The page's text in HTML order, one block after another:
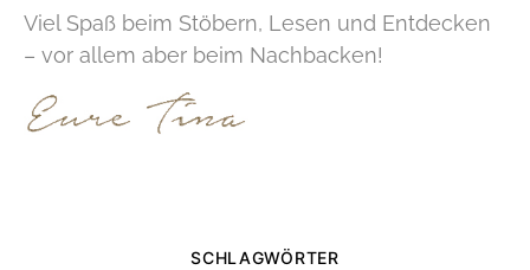
Viel Spaß beim Stöbern, Lesen und Entdecken
– vor allem aber beim Nachbacken!
SCHLAGWÖRTER